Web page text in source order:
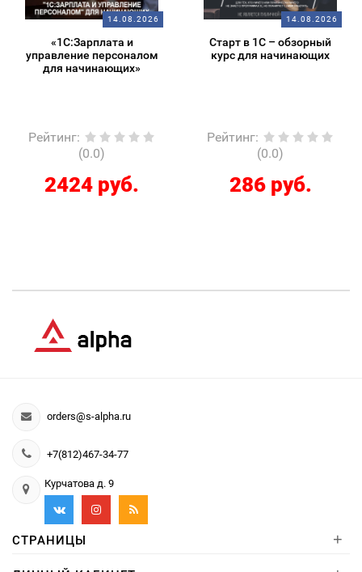
14.08.2026
«1С:Зарплата и
управление персоналом
для начинающих»
Рейтинг:
(0.0)
2424 руб.
14.08.2026
Старт в 1С – обзорный
курс для начинающих
Рейтинг:
(0.0)
286 руб.
orders@s-alpha.ru
+7(812)467-34-77
Курчатова д. 9
СТРАНИЦЫ +